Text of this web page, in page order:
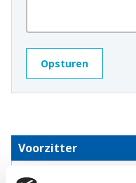
Voorzitter
Timmerman, H.A. (Harold)